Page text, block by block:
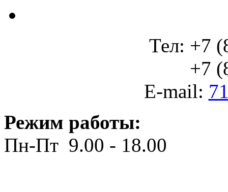
Тел: +7
+7
E-mail:
Режим работы:
Пн-Пт 9.00 - 18.00